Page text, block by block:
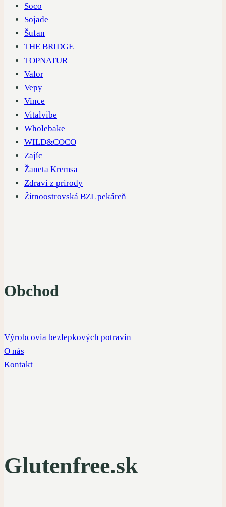
Soco
Sojade
Šufan
THE BRIDGE
TOPNATUR
Valor
Vepy
Vince
Vitalvibe
Wholebake
WILD&COCO
Zajíc
Žaneta Kremsa
Zdravi z prirody
Žitnoostrovská BZL pekáreň
Obchod
Výrobcovia bezlepkových potravín
O nás
Kontakt
Glutenfree.sk